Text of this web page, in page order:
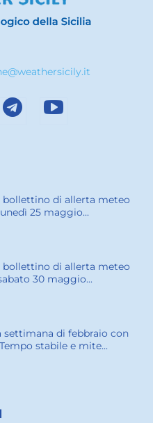
bollettino di allerta meteo
25 maggio...
bollettino di allerta meteo
30 maggio...
settimana di febbraio con
stabile e mite...